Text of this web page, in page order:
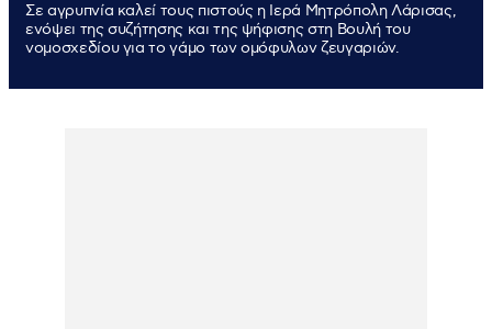
Σε αγρυπνία καλεί τους πιστούς η Ιερά Μητρόπολη Λάρισας,
ενόψει της συζήτησης και της ψήφισης στη Βουλή του
νομοσχεδίου για το γάμο των ομόφυλων ζευγαριών.